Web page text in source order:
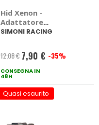
Hid Xenon -
Adattatore
portalampada Bmw
RACING Bmw Serie 3
E46
SIMONI RACING
12,08 € Prezzo
speciale
7,90 € -35%
CONSEGNA IN
48H
Quasi esaurito